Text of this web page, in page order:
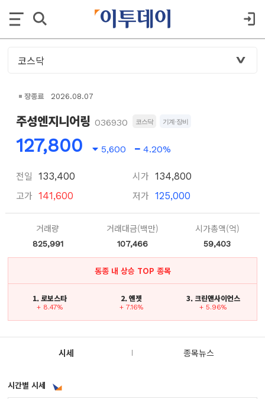
장종료 2026.08.07
주성엔지니어링 036930 코스닥 기계·장비
127,800 5,600 4.20%
전일 133,400
고가 141,600
시가 134,800
저가 125,000
거래량
825,991
거래대금(백만)
107,466
시가총액(억)
59,403
동종 내 상승 TOP 종목
1. 로보스타
+ 8.47%
2. 엔젯
+ 7.16%
3. 크린앤사이언스
+ 5.96%
시세 종목뉴스
시간별 시세